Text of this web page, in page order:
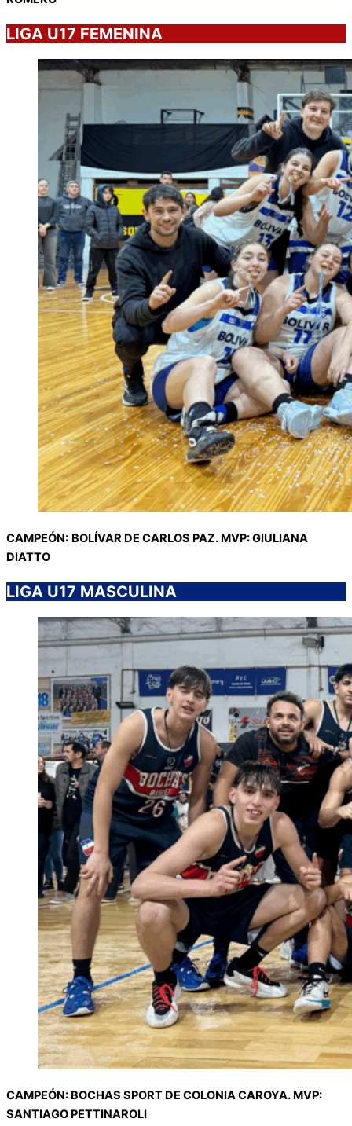
LIGA U17 FEMENINA
CAMPEÓN: BOLÍVAR DE CARLOS PAZ. MVP: GIULIANA
DIATTO
LIGA U17 MASCULINA
CAMPEÓN: BOCHAS SPORT DE COLONIA CAROYA. MVP:
SANTIAGO PETTINAROLI